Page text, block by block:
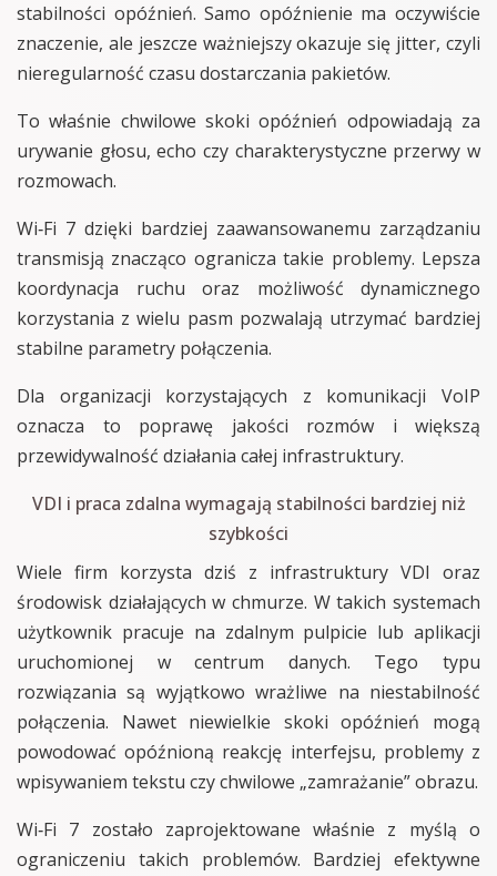
stabilności opóźnień. Samo opóźnienie ma oczywiście
znaczenie, ale jeszcze ważniejszy okazuje się jitter, czyli
nieregularność czasu dostarczania pakietów.
To właśnie chwilowe skoki opóźnień odpowiadają za
urywanie głosu, echo czy charakterystyczne przerwy w
rozmowach.
Wi‑Fi 7 dzięki bardziej zaawansowanemu zarządzaniu
transmisją znacząco ogranicza takie problemy. Lepsza
koordynacja ruchu oraz możliwość dynamicznego
korzystania z wielu pasm pozwalają utrzymać bardziej
stabilne parametry połączenia.
Dla organizacji korzystających z komunikacji VoIP
oznacza to poprawę jakości rozmów i większą
przewidywalność działania całej infrastruktury.
VDI i praca zdalna wymagają stabilności bardziej niż
szybkości
Wiele firm korzysta dziś z infrastruktury VDI oraz
środowisk działających w chmurze. W takich systemach
użytkownik pracuje na zdalnym pulpicie lub aplikacji
uruchomionej w centrum danych. Tego typu
rozwiązania są wyjątkowo wrażliwe na niestabilność
połączenia. Nawet niewielkie skoki opóźnień mogą
powodować opóźnioną reakcję interfejsu, problemy z
wpisywaniem tekstu czy chwilowe „zamrażanie” obrazu.
Wi‑Fi 7 zostało zaprojektowane właśnie z myślą o
ograniczeniu takich problemów. Bardziej efektywne